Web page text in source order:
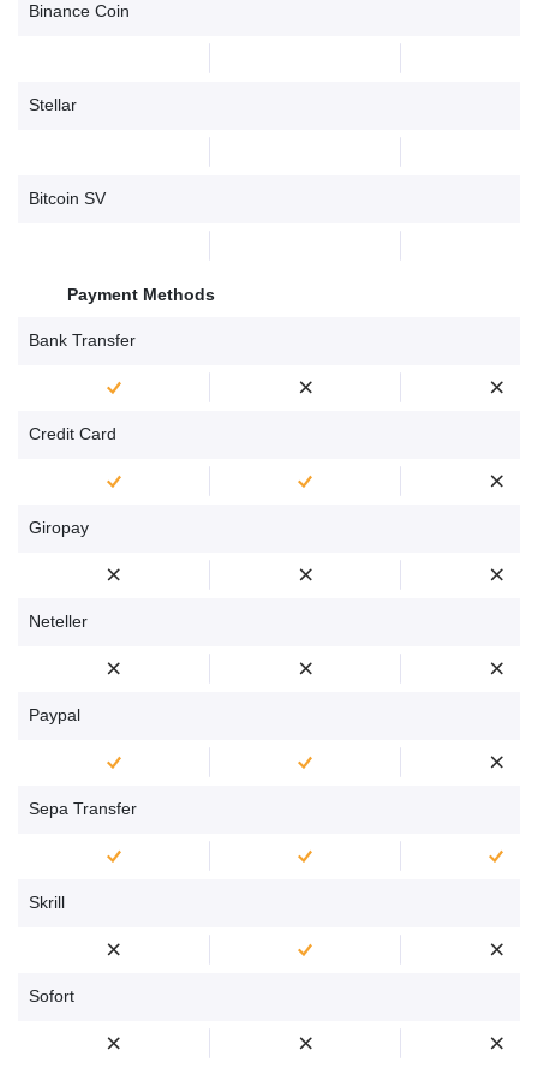
Binance Coin
Stellar
Bitcoin SV
Payment Methods
Bank Transfer
Credit Card
Giropay
Neteller
Paypal
Sepa Transfer
Skrill
Sofort